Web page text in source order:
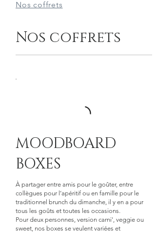
Nos coffrets
MOODBOARD
BOXES
À partager entre amis pour le goûter, entre
collègues pour l’apéritif ou en famille pour le
traditionnel brunch du dimanche, il y en a pour
tous les goûts et toutes les occasions.
Pour deux personnes, version carni', veggie ou
sweet, nos boxes se veulent variées et
Nos coffrets